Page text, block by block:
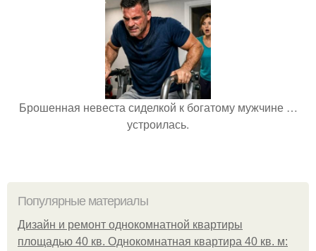
Брошенная невеста сиделкой к богатому мужчине …
устроилась.
Популярные материалы
Дизайн и ремонт однокомнатной квартиры
площадью 40 кв. Однокомнатная квартира 40 кв. м: